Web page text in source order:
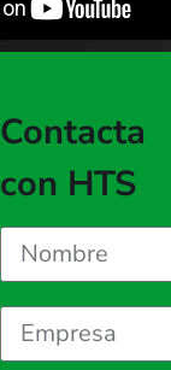
Contacta
con HTS